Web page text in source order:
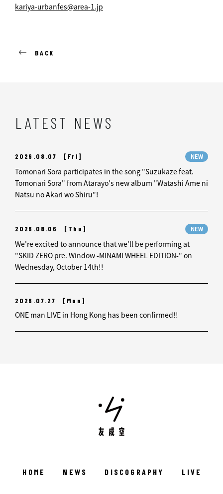
kariya-urbanfes@area-1.jp
BACK
LATEST NEWS
2026.08.07 [Fri] NEW
Tomonari Sora participates in the song "Suzukaze feat.
Tomonari Sora" from Atarayo's new album "Watashi Ame ni
Natsu no Akari wo Shiru"!
2026.08.06 [Thu] NEW
We're excited to announce that we'll be performing at
"SKID ZERO pre. Window -MINAMI WHEEL EDITION-" on
Wednesday, October 14th!!
2026.07.27 [Mon]
ONE man LIVE in Hong Kong has been confirmed!!
HOME NEWS DISCOGRAPHY LIVE